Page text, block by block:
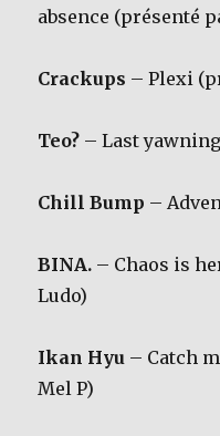
absence (présenté
Crackups – Plexi
Teo? – Last
Chill Bump –
BINA. – Chaos is
Ludo)
Ikan Hyu – Catch
Mel P)